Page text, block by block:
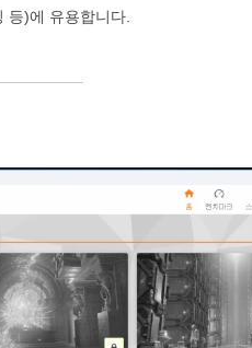
등)에 유용합니다.